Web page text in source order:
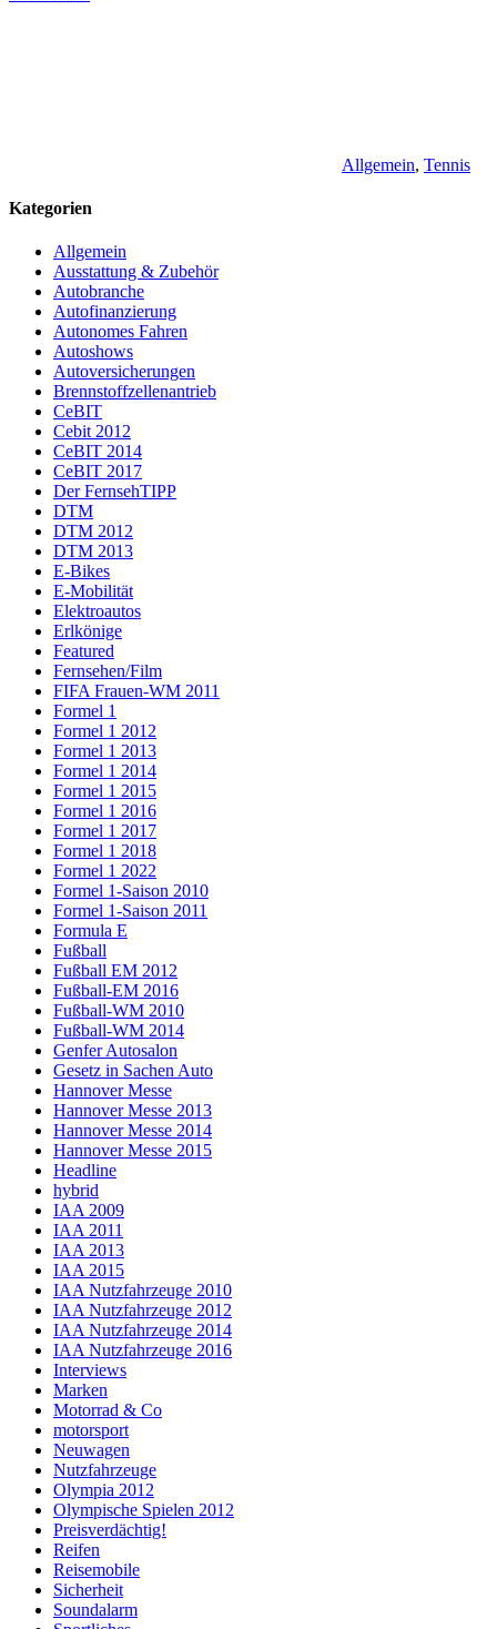
Allgemein, Tennis
Kategorien
Allgemein
Ausstattung & Zubehör
Autobranche
Autofinanzierung
Autonomes Fahren
Autoshows
Autoversicherungen
Brennstoffzellenantrieb
CeBIT
Cebit 2012
CeBIT 2014
CeBIT 2017
Der FernsehTIPP
DTM
DTM 2012
DTM 2013
E-Bikes
E-Mobilität
Elektroautos
Erlkönige
Featured
Fernsehen/Film
FIFA Frauen-WM 2011
Formel 1
Formel 1 2012
Formel 1 2013
Formel 1 2014
Formel 1 2015
Formel 1 2016
Formel 1 2017
Formel 1 2018
Formel 1 2022
Formel 1-Saison 2010
Formel 1-Saison 2011
Formula E
Fußball
Fußball EM 2012
Fußball-EM 2016
Fußball-WM 2010
Fußball-WM 2014
Genfer Autosalon
Gesetz in Sachen Auto
Hannover Messe
Hannover Messe 2013
Hannover Messe 2014
Hannover Messe 2015
Headline
hybrid
IAA 2009
IAA 2011
IAA 2013
IAA 2015
IAA Nutzfahrzeuge 2010
IAA Nutzfahrzeuge 2012
IAA Nutzfahrzeuge 2014
IAA Nutzfahrzeuge 2016
Interviews
Marken
Motorrad & Co
motorsport
Neuwagen
Nutzfahrzeuge
Olympia 2012
Olympische Spielen 2012
Preisverdächtig!
Reifen
Reisemobile
Sicherheit
Soundalarm